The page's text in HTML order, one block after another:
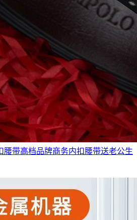
腰带高档品牌商务内扣腰带送老公生